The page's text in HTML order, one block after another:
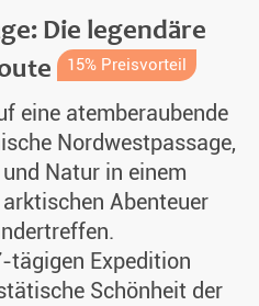
Die legendäre
15% Preisvorteil
eine atemberaubende
Nordwestpassage,
Natur in einem
Abenteuer
tägigen Expedition
Schönheit der